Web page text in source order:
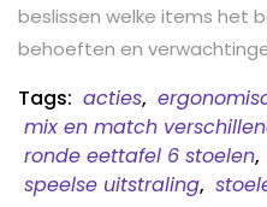
beslissen welke items het
behoeften en
Tags: acties,
mix en match
ronde eettafel 6 stoelen,
speelse uitstraling,